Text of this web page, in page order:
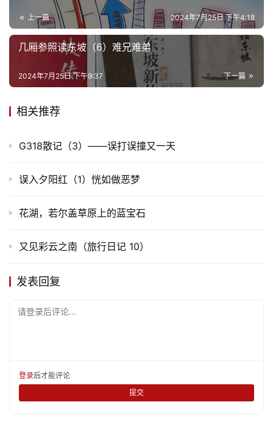
上一篇 2024年7月25日 下午4:18
几厢参照读东坡（6）难兄难弟
下一篇
2024年7月25日 下午9:37
相关推荐
G318散记（3）——误打误撞又一天
误入夕阳红（1）恍如做恶梦
花湖，若尔盖草原上的蓝宝石
又见彩云之南（旅行日记 10）
发表回复
请登录后评论...
登录后才能评论
提交